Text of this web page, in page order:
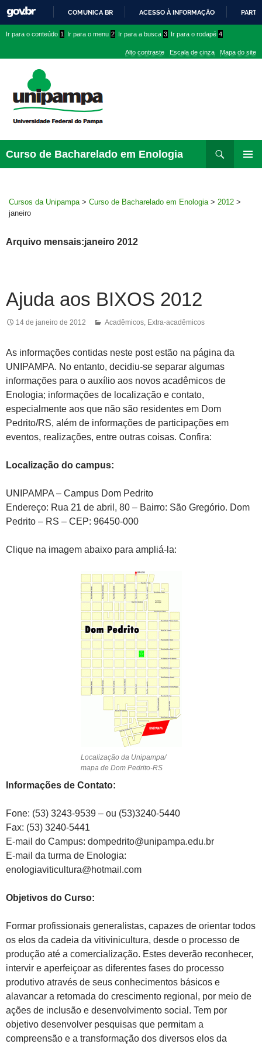
PARA
CONTEÚDO
COMUNICA BR ACESSO À INFORMAÇÃO
conteúdo
menu
superior
menu
Ir para o conteúdo 1 Ir para o menu 2 Ir para a busca 3 Ir para o rodapé 4
Alto contraste Escala de cinza Mapa do site
Curso de Bacharelado em Enologia
para
Cursos da Unipampa > Curso de Bacharelado em Enologia > 2012 >
janeiro
Arquivo mensais:janeiro 2012
Ajuda aos BIXOS 2012
14 de janeiro de 2012 Acadêmicos Extra-acadêmicos
As informações contidas neste post estão na página da
UNIPAMPA. No entanto, decidiu-se separar algumas
informações para o auxílio aos novos acadêmicos de
Enologia; informações de localização e contato,
especialmente aos que não são residentes em Dom
Pedrito/RS, além de informações de participações em
eventos, realizações, entre outras coisas. Confira:
Localização do campus:
UNIPAMPA – Campus Dom Pedrito
Endereço: Rua 21 de abril, 80 – Bairro: São Gregório. Dom
Pedrito – RS – CEP: 96450-000
Clique na imagem abaixo para ampliá-la:
Localização da Unipampa/
mapa de Dom Pedrito-RS
Informações de Contato:
Fone: (53) 3243-9539 – ou (53)3240-5440
Fax: (53) 3240-5441
E-mail do Campus: dompedrito@unipampa.edu.br
E-mail da turma de Enologia:
enologiaviticultura@hotmail.com
Objetivos do Curso:
Formar profissionais generalistas, capazes de orientar todos
os elos da cadeia da vitivinicultura, desde o processo de
produção até a comercialização. Estes deverão reconhecer,
intervir e aperfeiçoar as diferentes fases do processo
produtivo através de seus conhecimentos básicos e
alavancar a retomada do crescimento regional, por meio de
ações de inclusão e desenvolvimento social. Tem por
objetivo desenvolver pesquisas que permitam a
compreensão e a transformação dos diversos elos da